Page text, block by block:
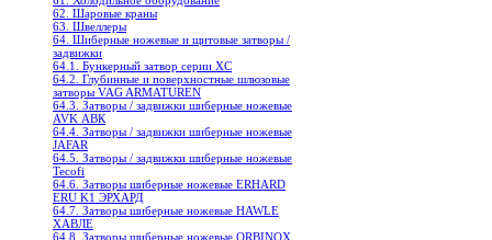
62. Шаровые краны
63. Швеллеры
64. Шиберные ножевые и щитовые затворы /
задвижки
64.1. Бункерный затвор серии XC
64.2. Глубинные и поверхностные шлюзовые
затворы VAG ARMATUREN
64.3. Затворы / задвижки шиберные ножевые
AVK АВК
64.4. Затворы / задвижки шиберные ножевые
JAFAR
64.5. Затворы / задвижки шиберные ножевые
Tecofi
64.6. Затворы шиберные ножевые ERHARD
ERU K1 ЭРХАРД
64.7. Затворы шиберные ножевые HAWLE
ХАВЛЕ
64.8. Затворы шиберные ножевые ORBINOX